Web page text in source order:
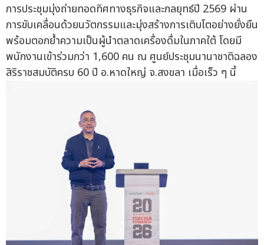
การประชุมมุ่งถ่ายทอดทิศทางธุรกิจและกลยุทธ์ปี 2569 ผ่าน
การขับเคลื่อนด้วยนวัตกรรมและมุ่งสร้างการเติบโตอย่างยั่งยืน
พร้อมตอกย้ำความเป็นผู้นำตลาดเครื่องดื่มในภาคใต้ โดยมี
พนักงานเข้าร่วมกว่า 1,600 คน ณ ศูนย์ประชุมนานาชาติฉลอง
สิริราชสมบัติครบ 60 ปี อ.หาดใหญ่ จ.สงขลา เมื่อเร็ว ๆ นี้